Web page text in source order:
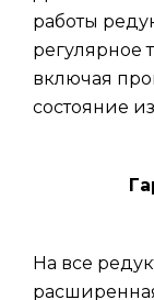
работы
регулярное
включая
состояние
На все